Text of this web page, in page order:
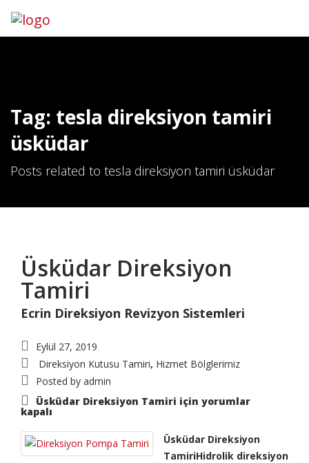
Tag: tesla direksiyon tamiri
üsküdar
Posts related to tesla direksiyon tamiri üsküdar
Üsküdar Direksiyon
Tamiri
Ecrin Direksiyon Revizyon Sistemleri
Eylül 27, 2019
Direksiyon Kutusu Tamiri, Hizmet Bölglerimiz
Posted by admin
Üsküdar Direksiyon Tamiri için yorumlar
kapalı
Üsküdar Direksiyon
TamiriHidrolik direksiyon